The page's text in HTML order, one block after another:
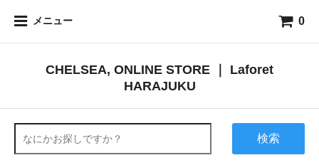
メニュー 0
CHELSEA, ONLINE STORE ｜ Laforet
HARAJUKU
検索